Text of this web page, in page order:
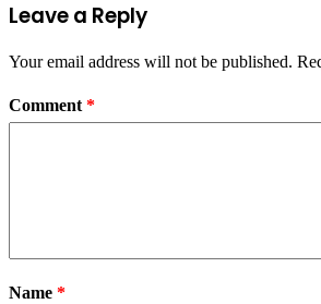
Leave a Reply
Your email address will not be published.
Comment *
Name *